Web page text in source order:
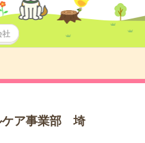
社
ケア事業部 埼